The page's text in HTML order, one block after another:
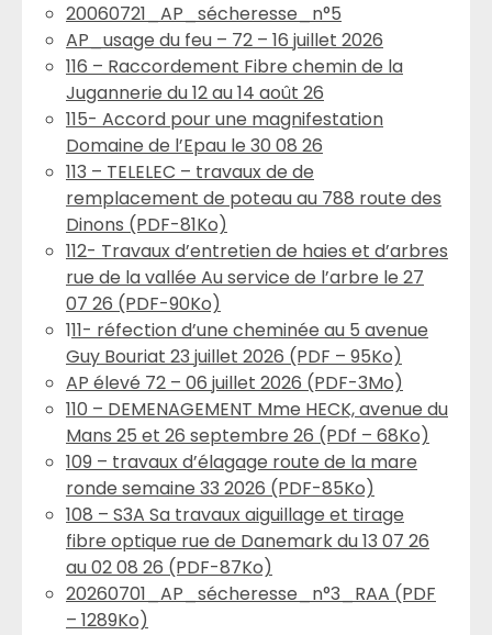
20060721_AP_sécheresse_n°5
AP_usage du feu – 72 – 16 juillet 2026
116 – Raccordement Fibre chemin de la
Jugannerie du 12 au 14 août 26
115- Accord pour une magnifestation
Domaine de l’Epau le 30 08 26
113 – TELELEC – travaux de de
remplacement de poteau au 788 route des
Dinons (PDF-81Ko)
112- Travaux d’entretien de haies et d’arbres
rue de la vallée Au service de l’arbre le 27
07 26 (PDF-90Ko)
111- réfection d’une cheminée au 5 avenue
Guy Bouriat 23 juillet 2026 (PDF – 95Ko)
AP élevé 72 – 06 juillet 2026 (PDF-3Mo)
110 – DEMENAGEMENT Mme HECK, avenue du
Mans 25 et 26 septembre 26 (PDf – 68Ko)
109 – travaux d’élagage route de la mare
ronde semaine 33 2026 (PDF-85Ko)
108 – S3A Sa travaux aiguillage et tirage
fibre optique rue de Danemark du 13 07 26
au 02 08 26 (PDF-87Ko)
20260701_AP_sécheresse_n°3_RAA (PDF
– 1289Ko)